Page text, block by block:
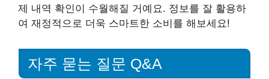
제 내역 확인이 수월해질 거예요. 정보를 잘 활용하
여 재정적으로 더욱 스마트한 소비를 해보세요!
자주 묻는 질문 Q&A